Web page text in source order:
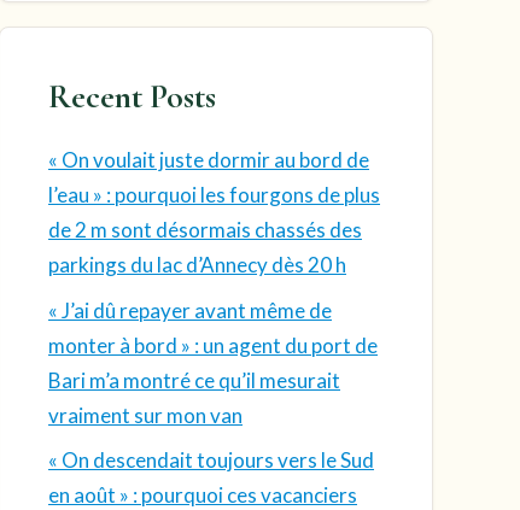
Recent Posts
« On voulait juste dormir au bord de
l’eau » : pourquoi les fourgons de plus
de 2 m sont désormais chassés des
parkings du lac d’Annecy dès 20 h
« J’ai dû repayer avant même de
monter à bord » : un agent du port de
Bari m’a montré ce qu’il mesurait
vraiment sur mon van
« On descendait toujours vers le Sud
en août » : pourquoi ces vacanciers